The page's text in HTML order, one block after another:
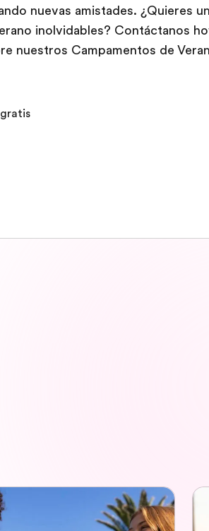
nuevas amistades. ¿Quieres
inolvidables? Contáctanos
nuestros Campamentos de